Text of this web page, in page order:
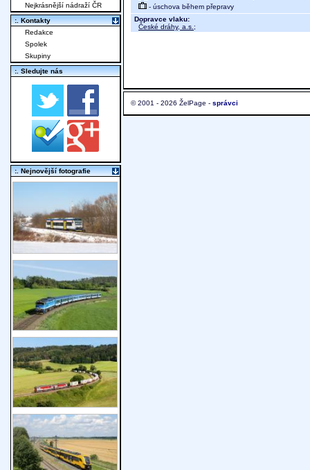
- úschova během přepravy
Dopravce vlaku:
České dráhy, a.s. ;
© 2001 - 2026 ŽelPage - správci
Nejkrásnější nádraží ČR
:. Kontakty
Redakce
Spolek
Skupiny
:. Sledujte nás
:. Nejnovější fotografie